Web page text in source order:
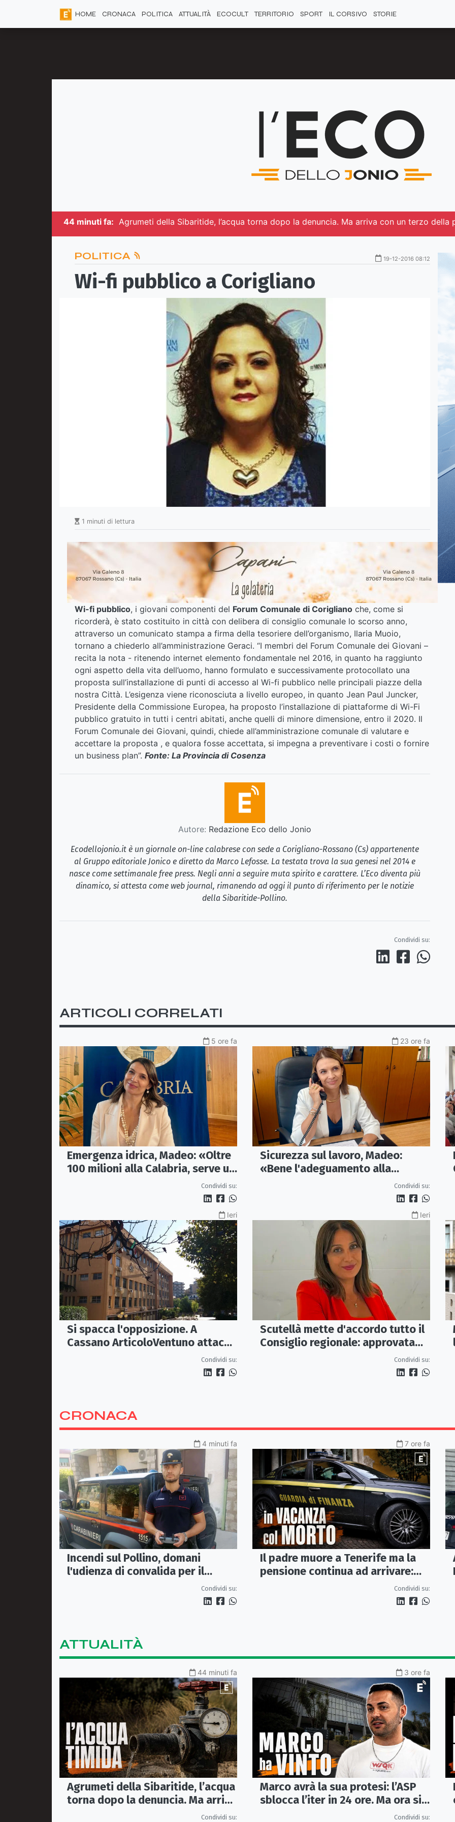
HOME CRONACA POLITICA ATTUALITÀ ECOCULT TERRITORIO SPORT IL CORSIVO STORIE
44 minuti fa: Agrumeti della Sibaritide, l’acqua torna dopo la denuncia. Ma arriva con un terzo della
POLITICA 19-12-2016 08:12
Wi-fi pubblico a Corigliano
1 minuti di lettura
Wi-fi pubblico, i giovani componenti del Forum Comunale di Corigliano che, come si
ricorderà, è stato costituito in città con delibera di consiglio comunale lo scorso anno,
attraverso un comunicato stampa a firma della tesoriere dell’organismo, Ilaria Muoio,
tornano a chiederlo all’amministrazione Geraci. “I membri del Forum Comunale dei Giovani –
recita la nota - ritenendo internet elemento fondamentale nel 2016, in quanto ha raggiunto
ogni aspetto della vita dell’uomo, hanno formulato e successivamente protocollato una
proposta sull’installazione di punti di accesso al Wi-fi pubblico nelle principali piazze della
nostra Città. L’esigenza viene riconosciuta a livello europeo, in quanto Jean Paul Juncker,
Presidente della Commissione Europea, ha proposto l’installazione di piattaforme di Wi-Fi
pubblico gratuito in tutti i centri abitati, anche quelli di minore dimensione, entro il 2020. Il
Forum Comunale dei Giovani, quindi, chiede all’amministrazione comunale di valutare e
accettare la proposta , e qualora fosse accettata, si impegna a preventivare i costi o fornire
un business plan”. Fonte: La Provincia di Cosenza
Autore: Redazione Eco dello Jonio
Ecodellojonio.it è un giornale on-line calabrese con sede a Corigliano-Rossano (Cs) appartenente
al Gruppo editoriale Jonico e diretto da Marco Lefosse. La testata trova la sua genesi nel 2014 e
nasce come settimanale free press. Negli anni a seguire muta spirito e carattere. L’Eco diventa più
dinamico, si attesta come web journal, rimanendo ad oggi il punto di riferimento per le notizie
della Sibaritide-Pollino.
Condividi su:
ARTICOLI CORRELATI
5 ore fa
Emergenza idrica, Madeo: «Oltre
100 milioni alla Calabria, serve un
Condividi su:
23 ore fa
Sicurezza sul lavoro, Madeo:
«Bene l'adeguamento alla
normativa nazionale, servono più
Condividi su:
Ieri
Si spacca l'opposizione. A
Cassano ArticoloVentuno attacca
Avena e ne chiede le dimissioni
Condividi su:
Ieri
Scutellà mette d'accordo tutto il
Consiglio regionale: approvata
mozione per i treni Sibari-Paola
Condividi su:
CRONACA
4 minuti fa
Incendi sul Pollino, domani
l'udienza di convalida per il
presunto piromane: il PM ha
chiesto la misura in carcere
Condividi su:
7 ore fa
Il padre muore a Tenerife ma la
pensione continua ad arrivare:
Condividi su:
ATTUALITÀ
44 minuti fa
Agrumeti della Sibaritide, l’acqua
torna dopo la denuncia. Ma arriva
con un terzo della pressioneCondividi su:
3 ore fa
Marco avrà la sua protesi: l’ASP
sblocca l’iter in 24 ore. Ma ora si
apre il caso dell’Ufficio ausiliCondividi su: